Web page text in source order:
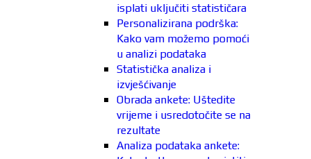
isplati uključiti statističara
Personalizirana podrška:
Kako vam možemo pomoći
u analizi podataka
Statistička analiza i
izvješćivanje
Obrada ankete: Uštedite
vrijeme i usredotočite se na
rezultate
Analiza podataka ankete: